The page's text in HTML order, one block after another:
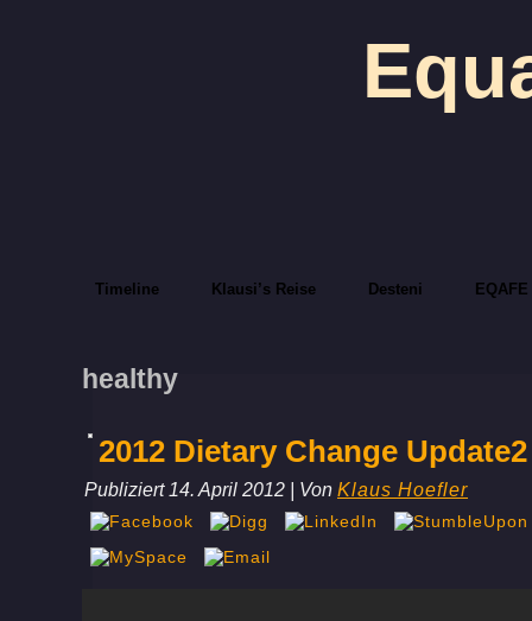
Timeline Klausi’s Reise Desteni EQAFE
healthy
2012 Dietary Change Update2
Publiziert 14. April 2012 Von Klaus Hoefler